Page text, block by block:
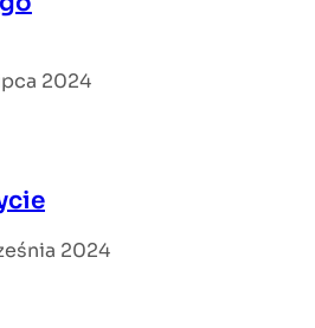
2024
2024